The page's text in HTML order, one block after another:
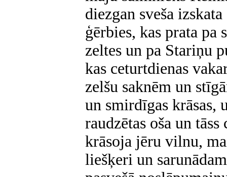
diezgan sveša
ģērbies, kas prata
zeltes un pa Stariņu
kas ceturtdienas
zelšu saknēm un
un smirdīgas krāsas,
raudzētas oša un
krāsoja jēru vilnu,
liešķeri un